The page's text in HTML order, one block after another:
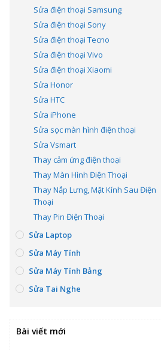
Sửa điện thoại Samsung
Sửa điện thoại Sony
Sửa điện thoại Tecno
Sửa điện thoại Vivo
Sửa điện thoại Xiaomi
Sửa Honor
Sửa HTC
Sửa iPhone
Sửa sọc màn hình điện thoại
Sửa Vsmart
Thay cảm ứng điện thoại
Thay Màn Hình Điện Thoại
Thay Nắp Lưng, Mặt Kính Sau Điện
Thoại
Thay Pin Điện Thoại
Sửa Laptop
Sửa Máy Tính
Sửa Máy Tính Bảng
Sửa Tai Nghe
Bài viết mới